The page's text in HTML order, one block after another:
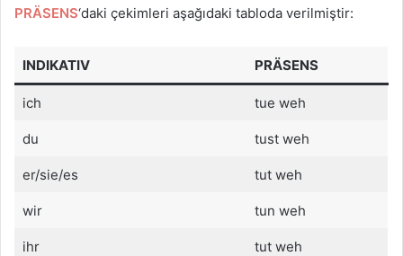
PRÄSENS‘daki çekimleri aşağıdaki tabloda verilmiştir:
INDIKATIV PRÄSENS
ich tue weh
du tust weh
er/sie/es tut weh
wir tun weh
ihr tut weh